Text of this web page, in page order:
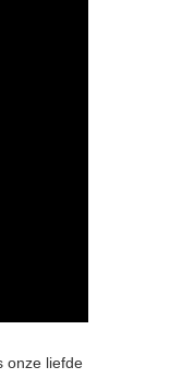
onze liefde